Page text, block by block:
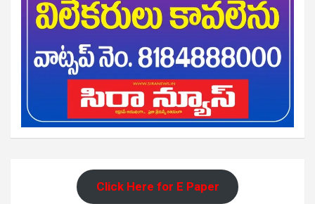
Click Here for E Paper